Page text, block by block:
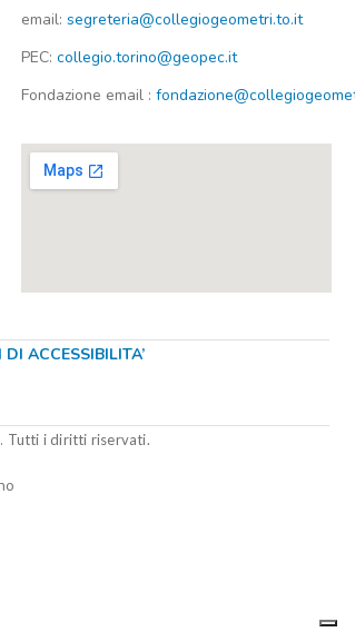
email: segreteria@collegiogeometri.to.it
PEC: collegio.torino@geopec.it
Fondazione email :
ACCESSIBILITA’
Tutti i diritti riservati.